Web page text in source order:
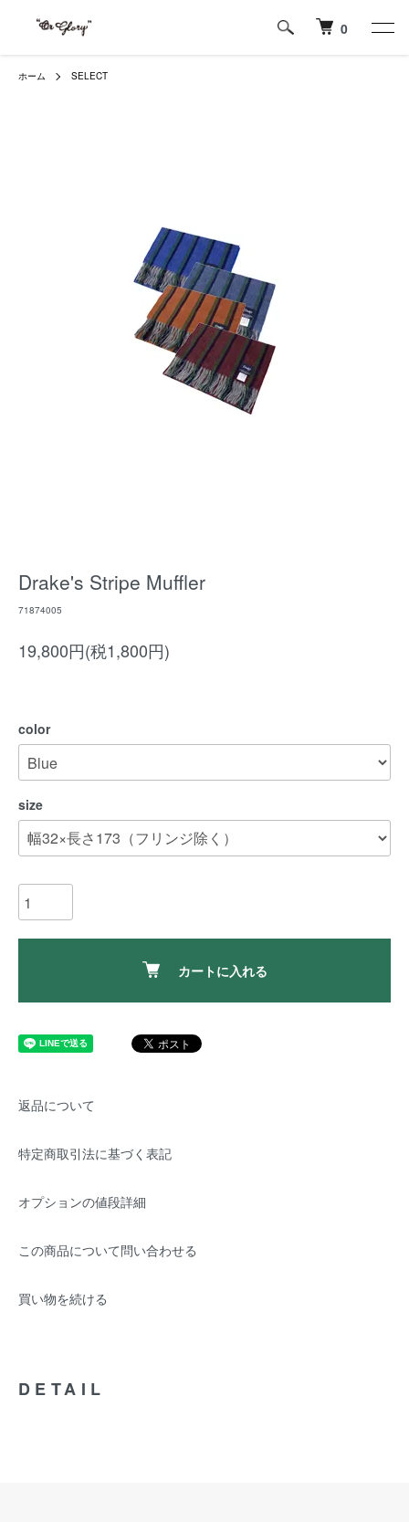
0
ホーム SELECT
Drake's Stripe Muffler
71874005
19,800円(税1,800円)
color
size
カートに入れる
返品について
特定商取引法に基づく表記
オプションの値段詳細
この商品について問い合わせる
買い物を続ける
DETAIL